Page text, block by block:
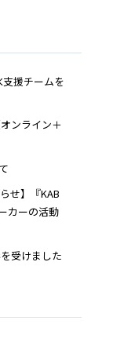
援チームを
ンライン＋
せ】『KAB
カーの活動
受けました